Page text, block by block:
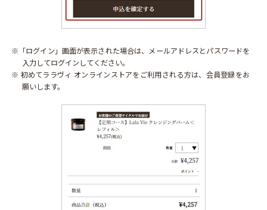
※「ログイン」画面が表示された場合は、メールアドレスとパスワードを
入力してログインしてください。
※ 初めてララヴィ オンラインストアをご利用される方は、会員登録をお
願いします。